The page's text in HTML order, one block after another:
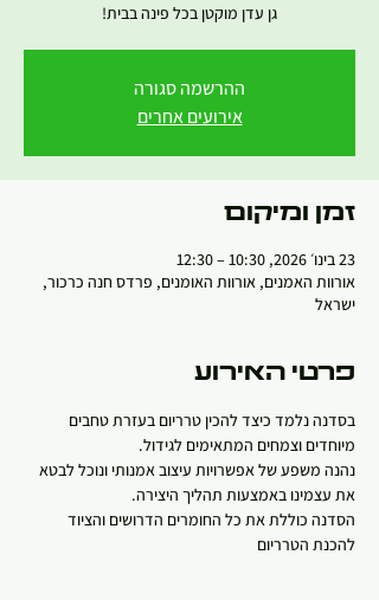
גן עדן מוקטן בכל פינה בבית!
ההרשמה סגורה
אירועים אחרים
זמן ומיקום
23 בינו׳ 2026, 10:30 – 12:30
אורוות האמנים, אורוות האומנים, פרדס חנה כרכור,
ישראל
פרטי האירוע
בסדנה נלמד כיצד להכין טרריום בעזרת טחבים
מיוחדים וצמחים המתאימים לגידול.
נהנה משפע של אפשרויות עיצוב אמנותי ונוכל לבטא
את עצמינו באמצעות תהליך היצירה.
הסדנה כוללת את כל החומרים הדרושים והציוד
להכנת הטרריום